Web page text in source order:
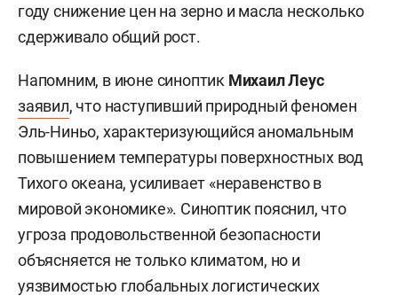
году снижение цен на зерно и масла несколько
сдерживало общий рост.
Напомним, в июне синоптик Михаил Леус
заявил, что наступивший природный феномен
Эль-Ниньо, характеризующийся аномальным
повышением температуры поверхностных вод
Тихого океана, усиливает «неравенство в
мировой экономике». Синоптик пояснил, что
угроза продовольственной безопасности
объясняется не только климатом, но и
уязвимостью глобальных логистических